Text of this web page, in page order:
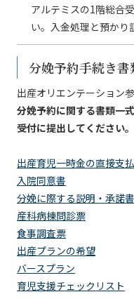
アルテミスの1階総合
い。入金処理と預かり
分娩予約手続き書
出産オリエンテーション
分娩予約に関する書類一
受付に提出してください。
出産育児一時金の直接支
入院同意書
分娩に際する説明・承諾書
産科病棟問診票
食事調査票
出産プランの希望
バースプラン
育児支援チェックリスト